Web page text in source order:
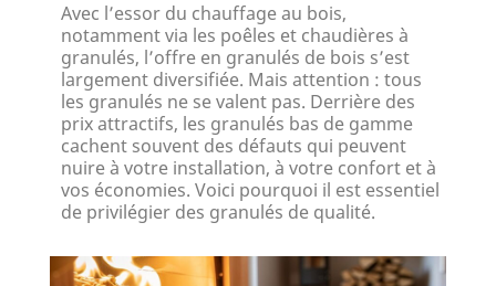
Avec l’essor du chauffage au bois,
notamment via les poêles et chaudières à
granulés, l’offre en granulés de bois s’est
largement diversifiée. Mais attention : tous
les granulés ne se valent pas. Derrière des
prix attractifs, les granulés bas de gamme
cachent souvent des défauts qui peuvent
nuire à votre installation, à votre confort et à
vos économies. Voici pourquoi il est essentiel
de privilégier des granulés de qualité.